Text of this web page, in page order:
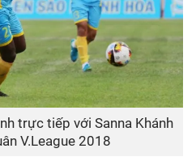
trực tiếp với Sanna Khánh
V.League 2018